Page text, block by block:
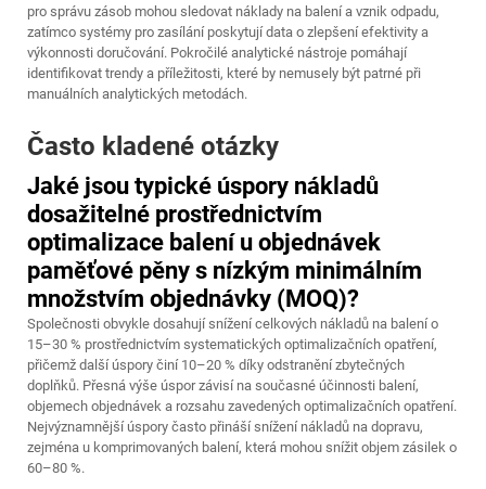
pro správu zásob mohou sledovat náklady na balení a vznik odpadu,
zatímco systémy pro zasílání poskytují data o zlepšení efektivity a
výkonnosti doručování. Pokročilé analytické nástroje pomáhají
identifikovat trendy a příležitosti, které by nemusely být patrné při
manuálních analytických metodách.
Často kladené otázky
Jaké jsou typické úspory nákladů
dosažitelné prostřednictvím
optimalizace balení u objednávek
paměťové pěny s nízkým minimálním
množstvím objednávky (MOQ)?
Společnosti obvykle dosahují snížení celkových nákladů na balení o
15–30 % prostřednictvím systematických optimalizačních opatření,
přičemž další úspory činí 10–20 % díky odstranění zbytečných
doplňků. Přesná výše úspor závisí na současné účinnosti balení,
objemech objednávek a rozsahu zavedených optimalizačních opatření.
Nejvýznamnější úspory často přináší snížení nákladů na dopravu,
zejména u komprimovaných balení, která mohou snížit objem zásilek o
60–80 %.